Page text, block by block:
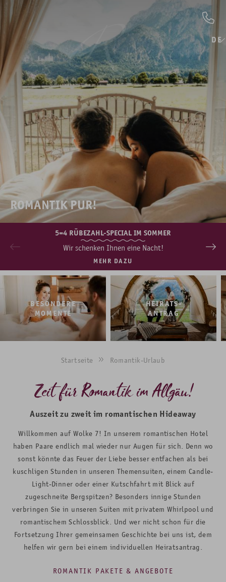
DE
ROMANTIK PUR!
5=4 RÜBEZAHL-SPECIAL IM SOMMER
Wir schenken Ihnen eine Nacht!
MEHR DAZU
BESONDERE
MOMENTE
HEIRATS­
ANTRAG
Startseite Romantik-Urlaub
Zeit für Romantik im Allgäu!
Auszeit zu zweit im romantischen Hideaway
Willkommen auf Wolke 7! In unserem romantischen Hotel
haben Paare endlich mal wieder nur Augen für sich. Denn wo
sonst könnte das Feuer der Liebe besser entfachen als bei
kuschligen Stunden in unseren Themensuiten, einem Candle-
Light-Dinner oder einer Kutschfahrt mit Blick auf
zugeschneite Bergspitzen? Besonders innige Stunden
verbringen Sie in unseren Suiten mit privatem Whirlpool und
romantischem Schlossblick. Und wer nicht schon für die
Fortsetzung Ihrer gemeinsamen Geschichte bei uns ist, dem
helfen wir gern bei einem individuellen Heiratsantrag.
ROMANTIK PAKETE & ANGEBOTE